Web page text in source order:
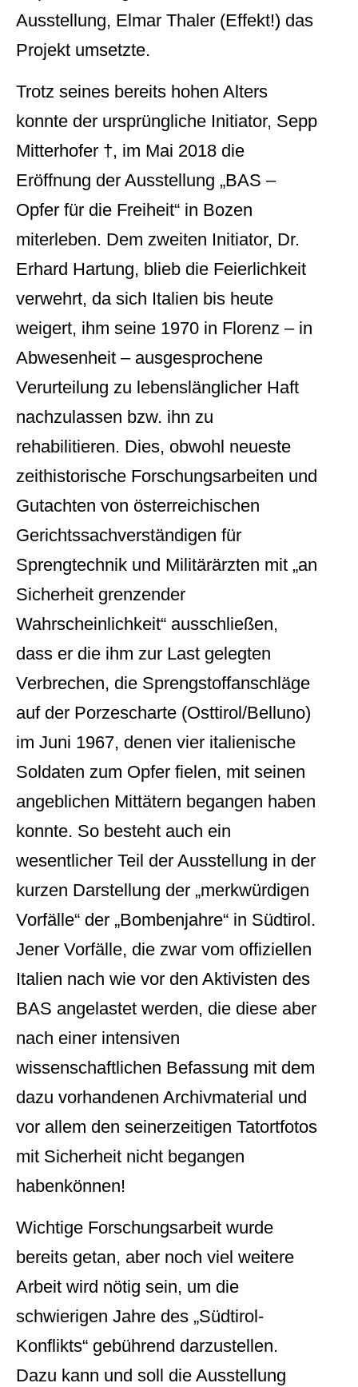
Ausstellung, Elmar Thaler (Effekt!) das
Projekt umsetzte.
Trotz seines bereits hohen Alters
konnte der ursprüngliche Initiator, Sepp
Mitterhofer †, im Mai 2018 die
Eröffnung der Ausstellung „BAS –
Opfer für die Freiheit“ in Bozen
miterleben. Dem zweiten Initiator, Dr.
Erhard Hartung, blieb die Feierlichkeit
verwehrt, da sich Italien bis heute
weigert, ihm seine 1970 in Florenz – in
Abwesenheit – ausgesprochene
Verurteilung zu lebenslänglicher Haft
nachzulassen bzw. ihn zu
rehabilitieren. Dies, obwohl neueste
zeithistorische Forschungsarbeiten und
Gutachten von österreichischen
Gerichtssachverständigen für
Sprengtechnik und Militärärzten mit „an
Sicherheit grenzender
Wahrscheinlichkeit“ ausschließen,
dass er die ihm zur Last gelegten
Verbrechen, die Sprengstoffanschläge
auf der Porzescharte (Osttirol/Belluno)
im Juni 1967, denen vier italienische
Soldaten zum Opfer fielen, mit seinen
angeblichen Mittätern begangen haben
konnte. So besteht auch ein
wesentlicher Teil der Ausstellung in der
kurzen Darstellung der „merkwürdigen
Vorfälle“ der „Bombenjahre“ in Südtirol.
Jener Vorfälle, die zwar vom offiziellen
Italien nach wie vor den Aktivisten des
BAS angelastet werden, die diese aber
nach einer intensiven
wissenschaftlichen Befassung mit dem
dazu vorhandenen Archivmaterial und
vor allem den seinerzeitigen Tatortfotos
mit Sicherheit nicht begangen
habenkönnen!
Wichtige Forschungsarbeit wurde
bereits getan, aber noch viel weitere
Arbeit wird nötig sein, um die
schwierigen Jahre des „Südtirol-
Konflikts“ gebührend darzustellen.
Dazu kann und soll die Ausstellung